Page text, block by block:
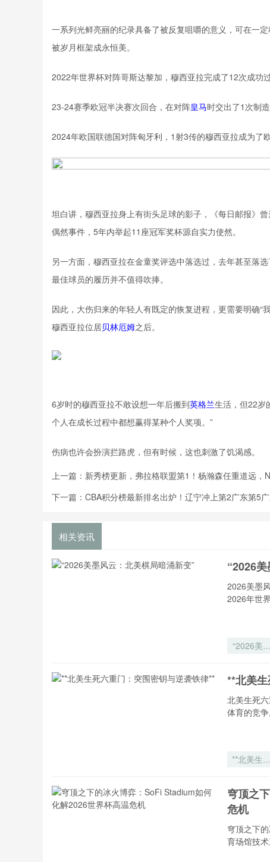
一系列光鲜亮丽的纪录具备了被反复咀嚼的意义，可在一
被岁月框架成永恒美。
2022年世界杯对阵哥斯达黎加，穆西亚拉完成了12次成功
23-24赛季欧冠半决赛次回合，在对阵皇马时交出了1次制
2024年欧国联德国对阵匈牙利，1射3传的穆西亚拉成为了
坦白讲，穆西亚拉身上有街头足球的影子，《每日邮报》
偶然事件，5年内举起11座冠军奖杯源自实力使然。
另一方面，穆西亚拉在金童奖评选中落选过，去年甚至落
最佳球员的履历并不值得吹捧。
因此，大伤归来的年轻人有既定的恢复进程，更需要明确“
穆西亚拉位居贝林厄姆之后。
6岁时的穆西亚拉不敢设想一年后搬到英格兰生活，但22岁
个人在成长过程中都想赢得某种个人奖项。”
伤病也许会扮演拦路虎，但有时候，这也刺激了饥渴感。
上一篇： 新秀榜更新，弗拉格联盟第1！杨瀚森任重道远，
下一篇： CBA积分榜最新排名出炉！辽宁冲上第2广东第5
相关资讯
“2026
2026美墨
2026年世
“2026美墨
变”
**北美
北美生死
体育的竞
**北美生死
袭铁律**
穹顶之
危机
穹顶之下
育场馆技